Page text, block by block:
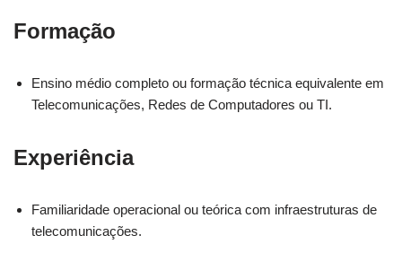
Formação
Ensino médio completo ou formação técnica equivalente em
Telecomunicações, Redes de Computadores ou TI.
Experiência
Familiaridade operacional ou teórica com infraestruturas de
telecomunicações.